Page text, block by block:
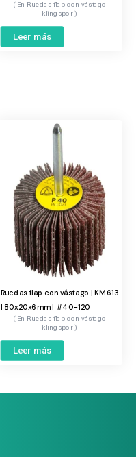
Ruedas flap con vástago
klingspor
Leer más
Ruedas flap con vástago | KM 613
| 80x20x6mm | #40-120
Ruedas flap con vástago
klingspor
Leer más